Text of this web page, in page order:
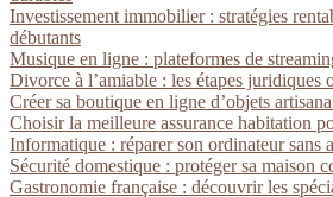
Investissement immobilier : stratégies
débutants
Musique en ligne : plateformes de
Divorce à l’amiable : les étapes juridiques
Créer sa boutique en ligne d’objets
Choisir la meilleure assurance habitation
Informatique : réparer son ordinateur sans
Sécurité domestique : protéger sa maison
Gastronomie française : découvrir les